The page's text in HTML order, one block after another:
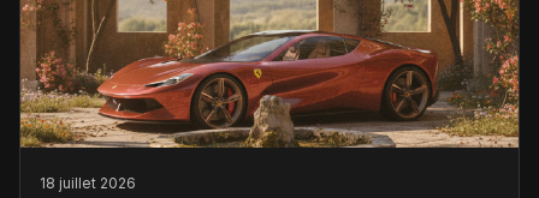
18 juillet 2026